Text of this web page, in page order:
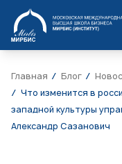
МИРБИС
Главная Блог
Что изменится в
западной культуры
Александр Сазанович